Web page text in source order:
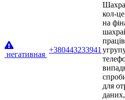
негативная
+380443233941
кол-
на
для